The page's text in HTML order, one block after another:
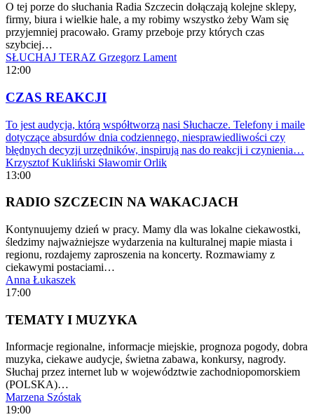
O tej porze do słuchania Radia Szczecin dołączają kolejne sklepy,
firmy, biura i wielkie hale, a my robimy wszystko żeby Wam się
przyjemniej pracowało. Gramy przeboje przy których czas
szybciej…
SŁUCHAJ TERAZ Grzegorz Lament
12:00
CZAS REAKCJI
To jest audycja, którą współtworzą nasi Słuchacze. Telefony i maile
dotyczące absurdów dnia codziennego, niesprawiedliwości czy
błędnych decyzji urzędników, inspirują nas do reakcji i czynienia…
Krzysztof Kukliński Sławomir Orlik
13:00
RADIO SZCZECIN NA WAKACJACH
Kontynuujemy dzień w pracy. Mamy dla was lokalne ciekawostki,
śledzimy najważniejsze wydarzenia na kulturalnej mapie miasta i
regionu, rozdajemy zaproszenia na koncerty. Rozmawiamy z
ciekawymi postaciami…
Anna Łukaszek
17:00
TEMATY I MUZYKA
Informacje regionalne, informacje miejskie, prognoza pogody, dobra
muzyka, ciekawe audycje, świetna zabawa, konkursy, nagrody.
Słuchaj przez internet lub w województwie zachodniopomorskiem
(POLSKA)…
Marzena Szóstak
19:00